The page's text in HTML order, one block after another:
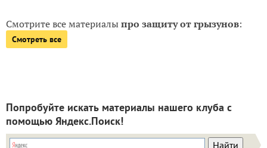
Смотрите все материалыпро защиту от грызунов:
Смотреть все
Попробуйте искать материалы нашего клуба с
помощью Яндекс.Поиск!